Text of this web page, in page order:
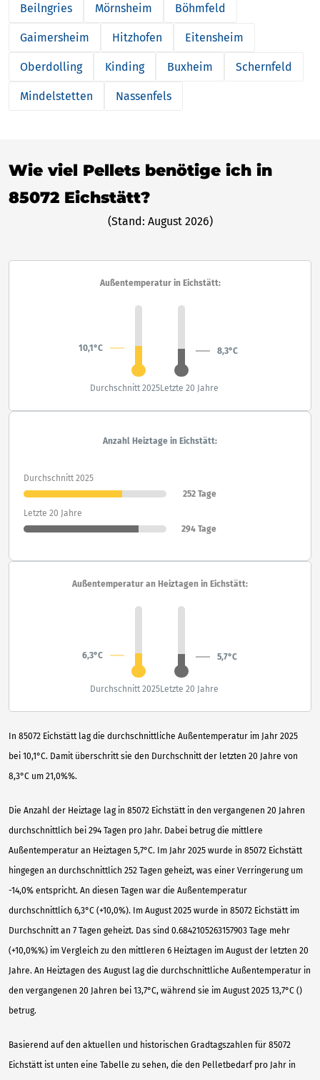
Beilngries Mörnsheim Böhmfeld
Gaimersheim Hitzhofen Eitensheim
Oberdolling Kinding Buxheim Schernfeld
Mindelstetten Nassenfels
Wie viel Pellets benötige ich in
85072 Eichstätt?
(Stand: August 2026)
In 85072 Eichstätt lag die durchschnittliche Außentemperatur im Jahr 2025
bei 10,1°C. Damit überschritt sie den Durchschnitt der letzten 20 Jahre von
8,3°C um 21,0%%.
Die Anzahl der Heiztage lag in 85072 Eichstätt in den vergangenen 20 Jahren
durchschnittlich bei 294 Tagen pro Jahr. Dabei betrug die mittlere
Außentemperatur an Heiztagen 5,7°C. Im Jahr 2025 wurde in 85072 Eichstätt
hingegen an durchschnittlich 252 Tagen geheizt, was einer Verringerung um
-14,0% entspricht. An diesen Tagen war die Außentemperatur
durchschnittlich 6,3°C (+10,0%). Im August 2025 wurde in 85072 Eichstätt im
Durchschnitt an 7 Tagen geheizt. Das sind 0.6842105263157903 Tage mehr
(+10,0%%) im Vergleich zu den mittleren 6 Heiztagen im August der letzten 20
Jahre. An Heiztagen des August lag die durchschnittliche Außentemperatur in
den vergangenen 20 Jahren bei 13,7°C, während sie im August 2025 13,7°C ()
betrug.
Basierend auf den aktuellen und historischen Gradtagszahlen für 85072
Eichstätt ist unten eine Tabelle zu sehen, die den Pelletbedarf pro Jahr in
Außentemperatur in Eichstätt:
10,1°C 8,3°C
Durchschnitt 2025Letzte 20 Jahre
Anzahl Heiztage in Eichstätt:
Durchschnitt 2025
252 Tage
Letzte 20 Jahre
294 Tage
Außentemperatur an Heiztagen in Eichstätt:
6,3°C 5,7°C
Durchschnitt 2025Letzte 20 Jahre